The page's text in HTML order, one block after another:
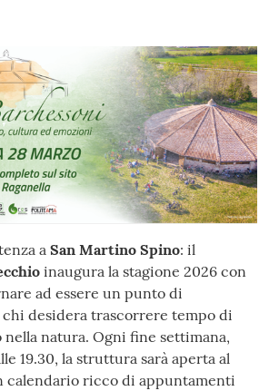
a San Martino Spino: il
inaugura la stagione 2026 con
ad essere un punto di
desidera trascorrere tempo di
natura. Ogni fine settimana,
19.30, la struttura sarà aperta al
calendario ricco di appuntamenti